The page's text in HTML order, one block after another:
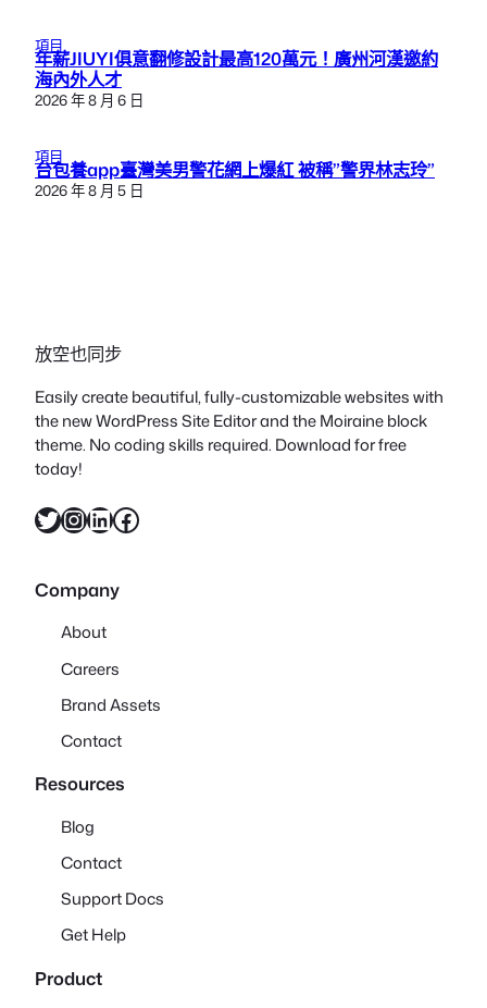
項目
年薪JIUYI俱意翻修設計最高120萬元！廣州河漢邀約
海內外人才
2026 年 8 月 6 日
項目
台包養app臺灣美男警花網上爆紅 被稱”警界林志玲”
2026 年 8 月 5 日
放空也同步
Easily create beautiful, fully-customizable websites with
the new WordPress Site Editor and the Moiraine block
theme. No coding skills required. Download for free
today!
X InstagramLinkedIn Facebook
Company
About
Careers
Brand Assets
Contact
Resources
Blog
Contact
Support Docs
Get Help
Product